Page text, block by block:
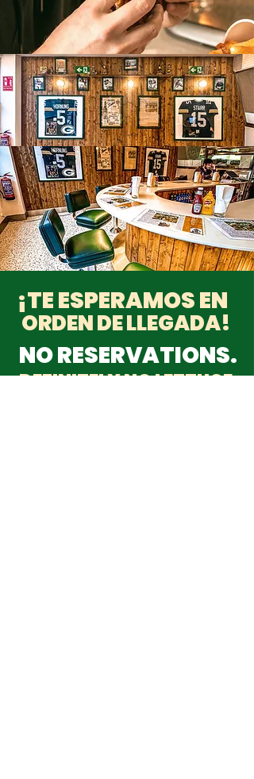
¡TE ESPERAMOS EN
ORDEN DE LLEGADA!
NO RESERVATIONS.
DEFINITELY NO LETTUCE.